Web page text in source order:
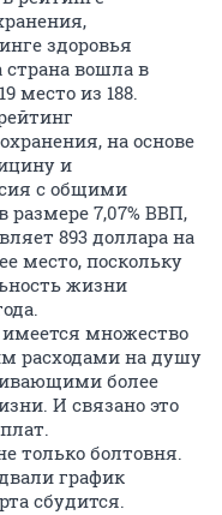
здоровья
вошла в
место из 188.
на основе
и
с общими
размере 7,07% ВВП,
893 доллара на
место, поскольку
жизни
множество
расходами на душу
более
И связано это
только болтовня.
график
сбудится.